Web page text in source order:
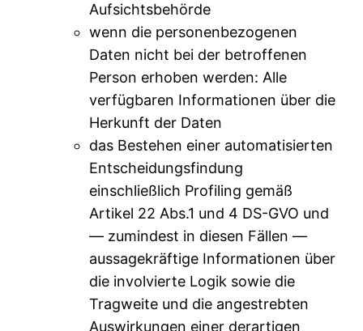
Aufsichtsbehörde
wenn die personenbezogenen
Daten nicht bei der betroffenen
Person erhoben werden: Alle
verfügbaren Informationen über die
Herkunft der Daten
das Bestehen einer automatisierten
Entscheidungsfindung
einschließlich Profiling gemäß
Artikel 22 Abs.1 und 4 DS-GVO und
— zumindest in diesen Fällen —
aussagekräftige Informationen über
die involvierte Logik sowie die
Tragweite und die angestrebten
Auswirkungen einer derartigen